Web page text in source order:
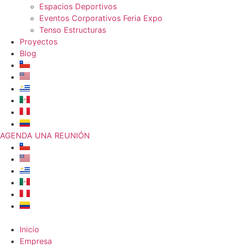
Espacios Deportivos
Eventos Corporativos Feria Expo
Tenso Estructuras
Proyectos
Blog
AGENDA UNA REUNIÓN
Inicio
Empresa